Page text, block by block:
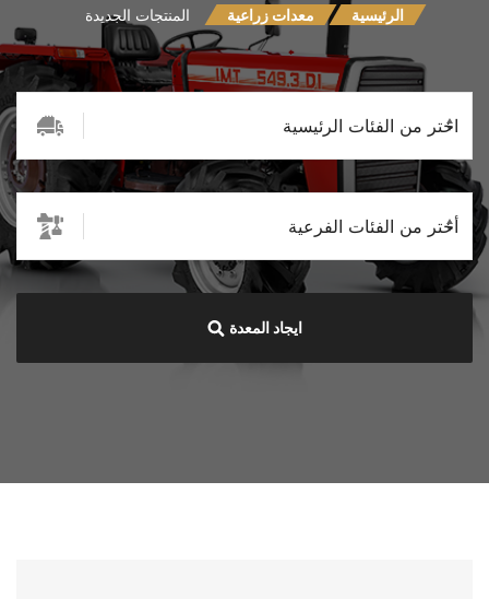
الرئيسية معدات زراعية المنتجات الجديدة
ايجاد المعدة